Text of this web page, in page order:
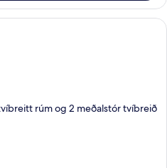
Svíta - vísar að sjó (Central) |
rúm og 2 meðalstór tvíbreið